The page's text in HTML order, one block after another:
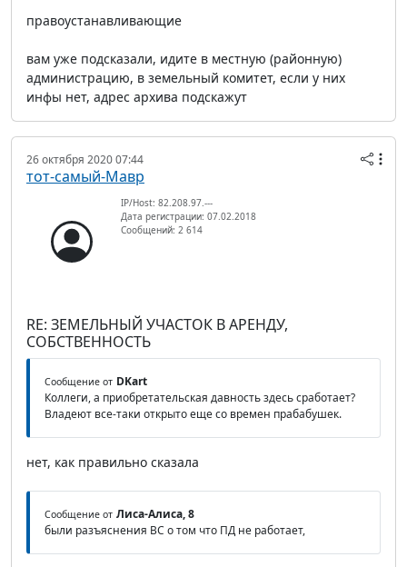
правоустанавливающие
вам уже подсказали, идите в местную (районную)
администрацию, в земельный комитет, если у них
инфы нет, адрес архива подскажут
26 октября 2020 07:44
тот-самый-Мавр
IP/Host: 82.208.97.---
Дата регистрации: 07.02.2018
Сообщений: 2 614
RE: ЗЕМЕЛЬНЫЙ УЧАСТОК В АРЕНДУ,
СОБСТВЕННОСТЬ
Сообщение от DKart
Коллеги, а приобретательская давность здесь сработает?
Владеют все-таки открыто еще со времен прабабушек.
нет, как правильно сказала
Сообщение от Лиса-Алиса, 8
были разъяснения ВС о том что ПД не работает,